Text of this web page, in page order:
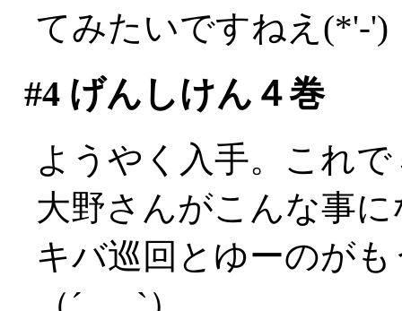
てみたいですねえ(*'-')
#4げんしけん４巻
ようやく入手。これ
大野さんがこんな事
キバ巡回とゆーのが